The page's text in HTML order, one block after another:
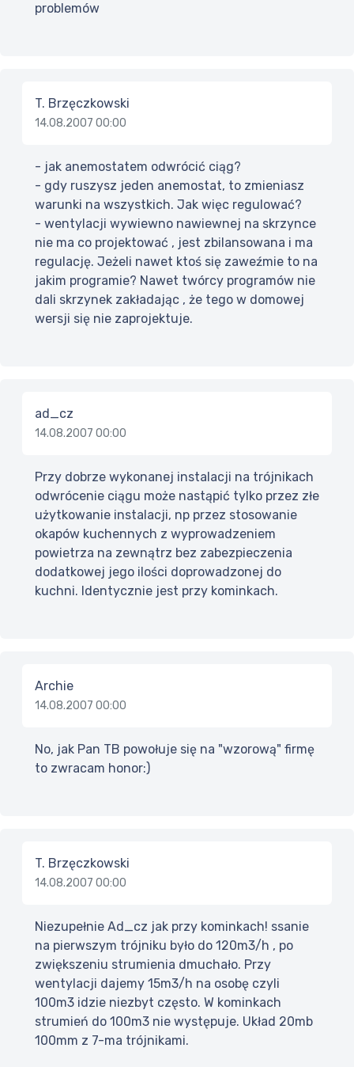
problemów
T. Brzęczkowski
14.08.2007 00:00
- jak anemostatem odwrócić ciąg?
- gdy ruszysz jeden anemostat, to zmieniasz
warunki na wszystkich. Jak więc regulować?
- wentylacji wywiewno nawiewnej na skrzynce
nie ma co projektować , jest zbilansowana i ma
regulację. Jeżeli nawet ktoś się zaweźmie to na
jakim programie? Nawet twórcy programów nie
dali skrzynek zakładając , że tego w domowej
wersji się nie zaprojektuje.
ad_cz
14.08.2007 00:00
Przy dobrze wykonanej instalacji na trójnikach
odwrócenie ciągu może nastąpić tylko przez złe
użytkowanie instalacji, np przez stosowanie
okapów kuchennych z wyprowadzeniem
powietrza na zewnątrz bez zabezpieczenia
dodatkowej jego ilości doprowadzonej do
kuchni. Identycznie jest przy kominkach.
Archie
14.08.2007 00:00
No, jak Pan TB powołuje się na "wzorową" firmę
to zwracam honor:)
T. Brzęczkowski
14.08.2007 00:00
Niezupełnie Ad_cz jak przy kominkach! ssanie
na pierwszym trójniku było do 120m3/h , po
zwiększeniu strumienia dmuchało. Przy
wentylacji dajemy 15m3/h na osobę czyli
100m3 idzie niezbyt często. W kominkach
strumień do 100m3 nie występuje. Układ 20mb
100mm z 7-ma trójnikami.